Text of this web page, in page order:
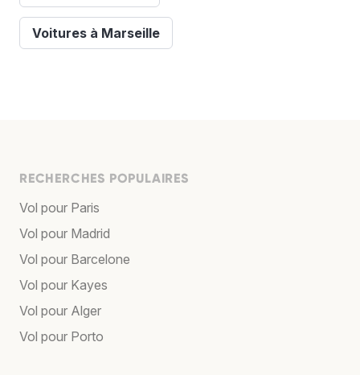
Voitures à Marseille
RECHERCHES POPULAIRES
Vol pour Paris
Vol pour Madrid
Vol pour Barcelone
Vol pour Kayes
Vol pour Alger
Vol pour Porto